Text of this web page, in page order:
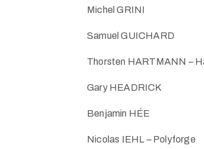
Michel GRINI
Samuel GUICHARD
Thorsten HARTMANN –
Gary HEADRICK
Benjamin HÉE
Nicolas IEHL – Polyforge